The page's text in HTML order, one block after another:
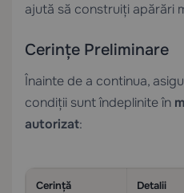
ajută să construiți apărări
Cerințe Preliminare
Înainte de a continua,
condiții sunt îndeplinite în
autorizat:
Cerință Detalii